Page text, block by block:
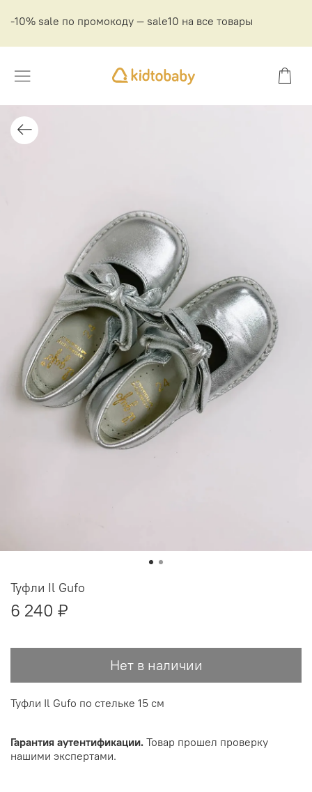
-10% sale по промокоду — sale10 на все товары
Туфли Il Gufo
6 240 ₽
Нет в наличии
Туфли Il Gufo по стельке 15 см
Гарантия аутентификации. Товар прошел проверку
нашими экспертами.